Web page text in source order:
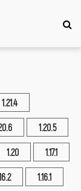
1.21.4
1.20.5
1.20 1.17.1
1.16.1